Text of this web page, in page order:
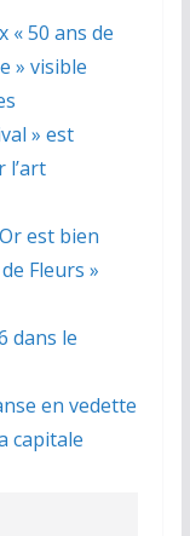
« 50 ans de
» visible
» est
l’art
est bien
Fleurs »
dans le
en vedette
capitale